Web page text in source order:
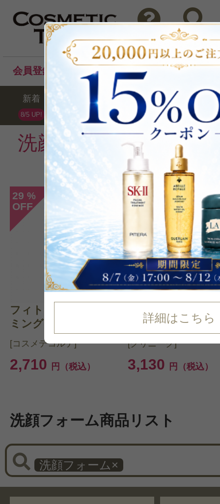
問い合わせ 検索
会員登録後のお買い物でポイントプレゼント！
新着
8/5 UP!
セール ランキング ブ
詳細はこちら
洗顔フォームの週間
1
29 %
OFF
フィトチューン フォー
ミング ウォッ...
[コスメデコルテ]
2,710 円（税込）
2
39%
OFF
フォーミング フ
ャル ソープ ...
[クリニーク]
3,130 円（税込）
洗顔フォーム商品リスト
洗顔フォーム ×